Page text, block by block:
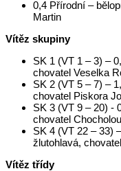
0,4 Přírodní –
Martin
Vítěz skupiny
SK 1 (VT 1 – 3) –
chovatel Veselka
SK 2 (VT 5 – 7) –
chovatel Piskora
SK 3 (VT 9 – 20) -
chovatel
SK 4 (VT 22 – 33)
žlutohlavá,
Vítěz třídy